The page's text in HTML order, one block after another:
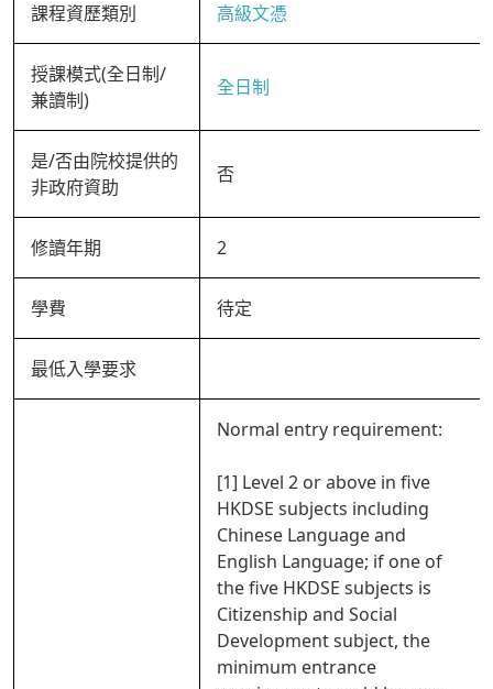
課程資歷類別 高級文憑
授課模式(全日制/
兼讀制)
全日制
是/否由院校提供的
非政府資助
否
修讀年期 2
學費 待定
最低入學要求
Normal entry requirement:
[1] Level 2 or above in five
HKDSE subjects including
Chinese Language and
English Language; if one of
the five HKDSE subjects is
Citizenship and Social
Development subject, the
minimum entrance